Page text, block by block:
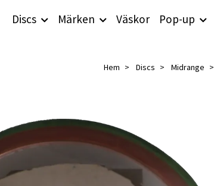
Discs Märken Väskor Pop-up
Hem Discs Midrange